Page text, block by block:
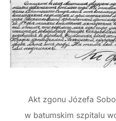
Akt zgonu Józefa
w batumskim szpitalu